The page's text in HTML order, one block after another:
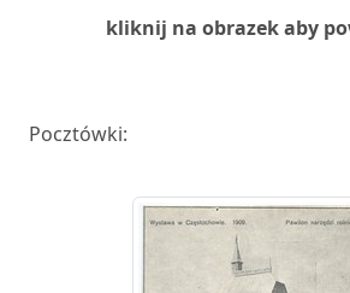
kliknij na obrazek aby
Pocztówki: